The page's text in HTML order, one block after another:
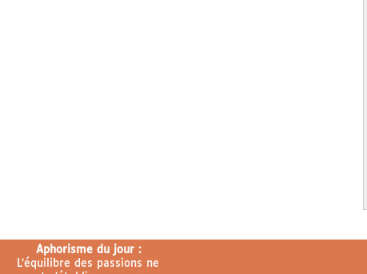
Aphorisme du jour :
L’équilibre des passions ne